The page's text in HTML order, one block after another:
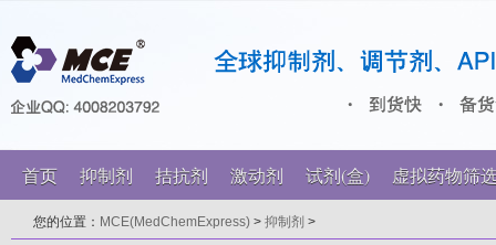
首页 抑制剂 拮抗剂 激动剂 试剂(盒) 虚拟药物筛
您的位置： MCE(MedChemExpress) > 抑制剂 >